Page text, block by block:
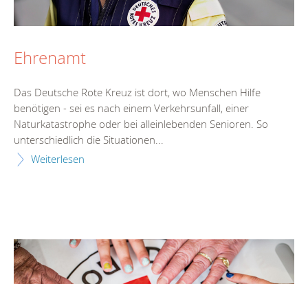
Ehrenamt
Das Deutsche Rote Kreuz ist dort, wo Menschen Hilfe
benötigen - sei es nach einem Verkehrsunfall, einer
Naturkatastrophe oder bei alleinlebenden Senioren. So
unterschiedlich die Situationen...
Weiterlesen